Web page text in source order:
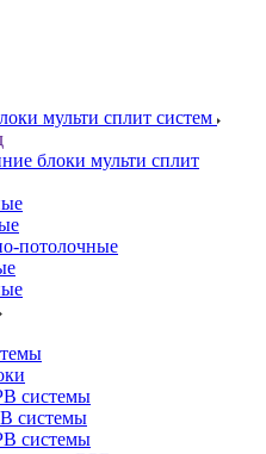
мульти сплит систем
блоки мульти сплит
потолочные
системы
системы
системы